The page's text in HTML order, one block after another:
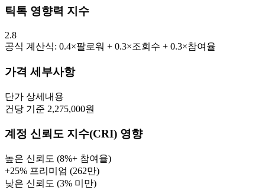
틱톡 영향력 지수
2.8
공식 계산식: 0.4×팔로워 + 0.3×조회수 + 0.3×참여율
가격 세부사항
단가 상세내용
건당 기준 2,275,000원
계정 신뢰도 지수(CRI) 영향
높은 신뢰도 (8%+ 참여율)
+25% 프리미엄 (262만)
낮은 신뢰도 (3% 미만)